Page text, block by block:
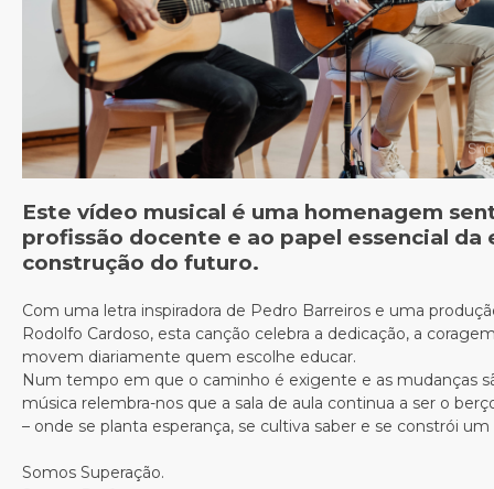
Este vídeo musical é uma homenagem
profissão docente e ao papel essencial da
construção do futuro.
Com uma letra inspiradora de Pedro Barreiros e uma
Rodolfo Cardoso, esta canção celebra a dedicação, a
movem diariamente quem escolhe educar.
Num tempo em que o caminho é exigente e as mudanças
música relembra-nos que a sala de aula continua a ser o
– onde se planta esperança, se cultiva saber e se constrói
Somos Superação.